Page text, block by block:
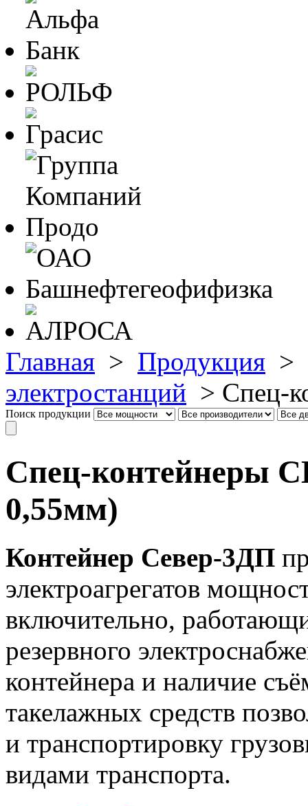
Главная > Продукция >
электростанций > Спец-
Поиск продукции
Спец-контейнеры
0,55мм)
Контейнер Север-3ДП
электроагрегатов
включительно,
резервного
контейнера и наличие
такелажных средств
и транспортировку
видами транспорта.